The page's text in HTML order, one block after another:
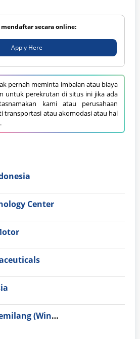
secara online:
Apply Here
pernah meminta imbalan atau biaya
untuk perekrutan di situs ini jika ada
kami atau perusahaan
transportasi atau akomodasi atau hal
Center
PT Aneka Mitra Gemilang (Wings Group)